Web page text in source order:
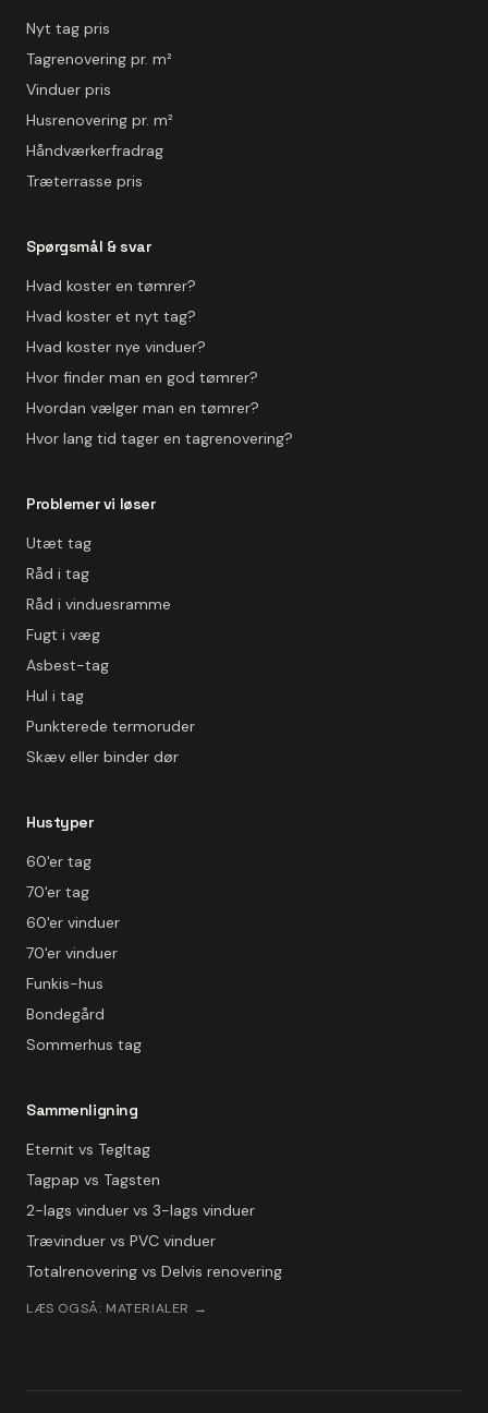
Nyt tag pris
Tagrenovering pr. m²
Vinduer pris
Husrenovering pr. m²
Håndværkerfradrag
Træterrasse pris
Spørgsmål & svar
Hvad koster en tømrer?
Hvad koster et nyt tag?
Hvad koster nye vinduer?
Hvor finder man en god tømrer?
Hvordan vælger man en tømrer?
Hvor lang tid tager en tagrenovering?
Problemer vi løser
Utæt tag
Råd i tag
Råd i vinduesramme
Fugt i væg
Asbest-tag
Hul i tag
Punkterede termoruder
Skæv eller binder dør
Hustyper
60'er tag
70'er tag
60'er vinduer
70'er vinduer
Funkis-hus
Bondegård
Sommerhus tag
Sammenligning
Eternit vs Tegltag
Tagpap vs Tagsten
2-lags vinduer vs 3-lags vinduer
Trævinduer vs PVC vinduer
Totalrenovering vs Delvis renovering
LÆS OGSÅ: MATERIALER →